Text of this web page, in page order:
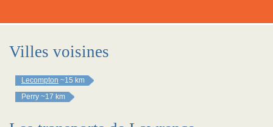
Villes voisines
Lecompton ~15 km
Perry ~17 km